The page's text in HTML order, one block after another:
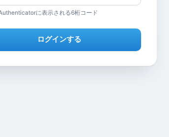
に表示される6桁コード
ログインする